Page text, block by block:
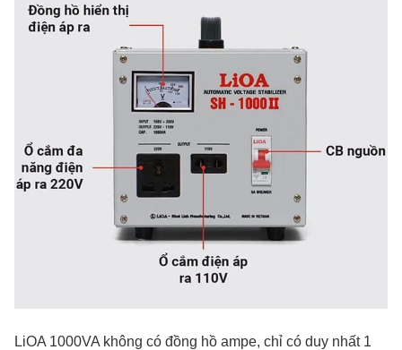
LiOA 1000VA không có đồng hồ ampe, chỉ có duy nhất 1